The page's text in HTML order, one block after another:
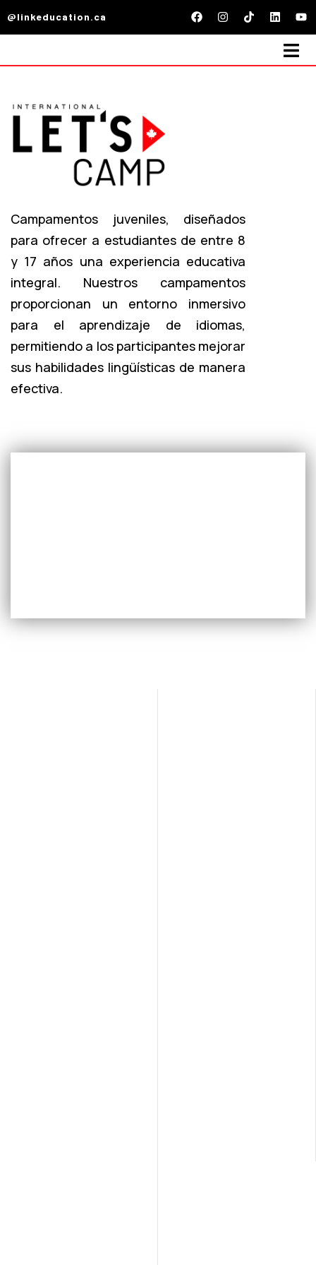
@linkeducation.ca
Campamentos juveniles, diseñados
para ofrecer a estudiantes de entre 8
y 17 años una experiencia educativa
integral. Nuestros campamentos
proporcionan un entorno inmersivo
para el aprendizaje de idiomas,
permitiendo a los participantes mejorar
sus habilidades lingüísticas de manera
efectiva.